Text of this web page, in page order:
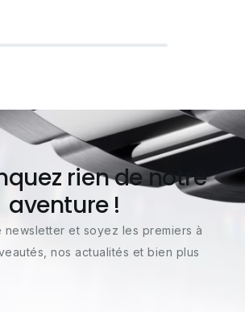
rien de notre
aventure !
newsletter et soyez les premiers à
nos actualités et bien plus